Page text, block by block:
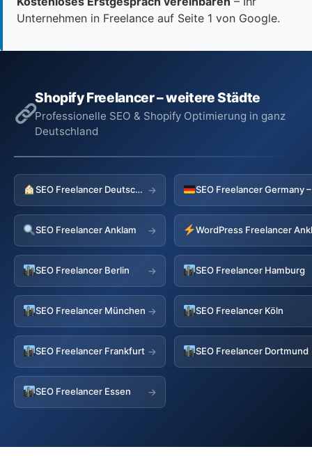
Unternehmen in Freelance auf Seite 1 von Google.
Shopify Freelancer – weitere Städte
Professionelle SEO & Shopify Optimierung in ganz
Deutschland
SEO Freelancer Deutschland →
SEO Freelancer Anklam → WordPress Freelancer
SEO Freelancer Berlin → SEO Freelancer Hamburg
SEO Freelancer München → SEO Freelancer Köln
SEO Freelancer Frankfurt → SEO Freelancer Dortmund
SEO Freelancer Essen →